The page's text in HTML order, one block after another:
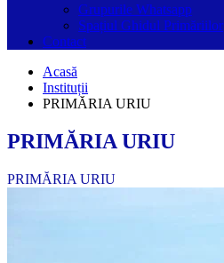
Grupurile Whatsapp
Spațiul Ghidul Primăriilor
Contact
Acasă
Instituții
PRIMĂRIA URIU
PRIMĂRIA URIU
PRIMĂRIA URIU